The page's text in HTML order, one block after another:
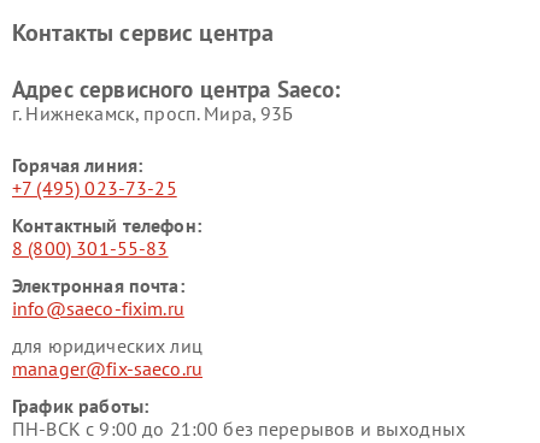
Контакты сервис центра
Адрес сервисного центра Saeco:
г. Нижнекамск, просп. Мира, 93Б
Горячая линия:
+7 (495) 023-73-25
Контактный телефон:
8 (800) 301-55-83
Электронная почта:
info@saeco-fixim.ru
для юридических лиц
manager@fix-saeco.ru
График работы:
ПН-ВСК с 9:00 до 21:00 без перерывов и выходных